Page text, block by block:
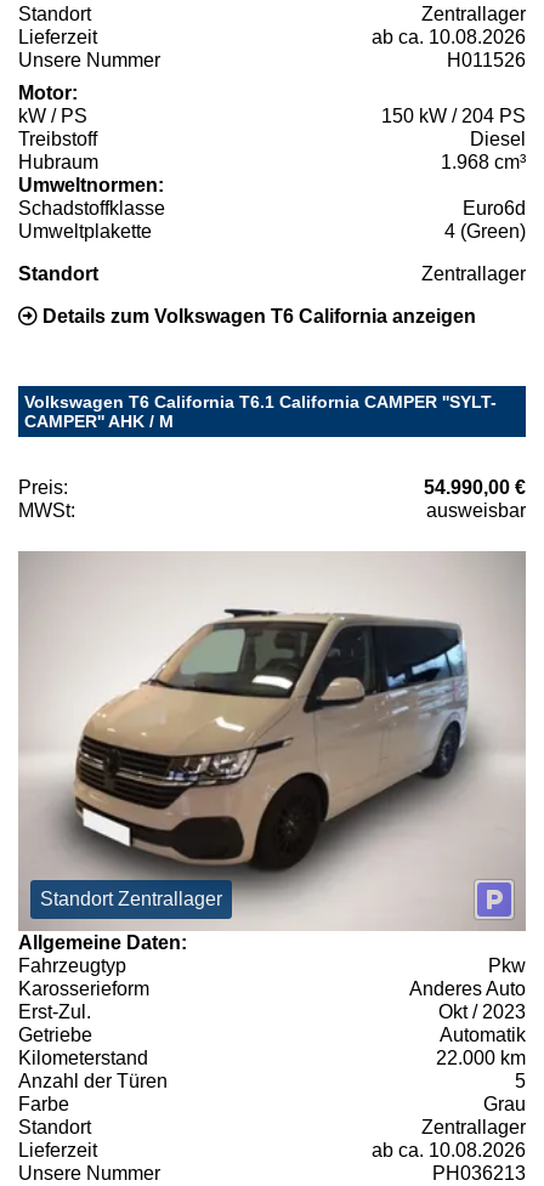
Standort
Zentrallager
Lieferzeit
ab ca. 10.08.2026
Unsere Nummer
H011526
Motor:
kW / PS
150 kW / 204 PS
Treibstoff
Diesel
Hubraum
1.968 cm³
Umweltnormen:
Schadstoffklasse
Euro6d
Umweltplakette
4 (Green)
Standort Zentrallager
Details zum Volkswagen T6 California anzeigen
Volkswagen T6 California T6.1 California CAMPER ''SYLT-
CAMPER'' AHK / M
Preis:
54.990,00 €
MWSt:
ausweisbar
Standort Zentrallager
Allgemeine Daten:
Fahrzeugtyp
Pkw
Karosserieform
Anderes Auto
Erst-Zul.
Okt / 2023
Getriebe
Automatik
Kilometerstand
22.000 km
Anzahl der Türen
5
Farbe
Grau
Standort
Zentrallager
Lieferzeit
ab ca. 10.08.2026
Unsere Nummer
PH036213